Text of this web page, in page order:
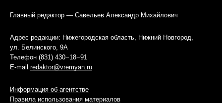
Главный редактор — Савельев Александр Михайлович
Адрес редакции: Нижегородская область, Нижний Новгород,
ул. Белинского, 9А
Телефон (831) 430−18−91
E-mail redaktor@vremyan.ru
Информация об агентстве
Правила использования материалов